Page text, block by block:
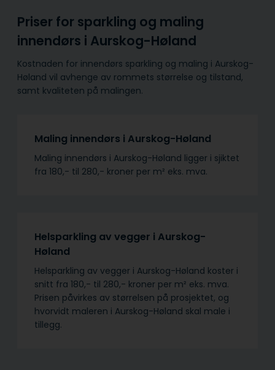
Priser for sparkling og maling
innendørs i Aurskog-Høland
Kostnaden for innendørs sparkling og maling i Aurskog-
Høland vil avhenge av rommets størrelse og tilstand,
samt kvaliteten på malingen.
Maling innendørs i Aurskog-Høland
Maling innendørs i Aurskog-Høland ligger i sjiktet
fra 180,- til 280,- kroner per m² eks. mva.
Helsparkling av vegger i Aurskog-
Høland
Helsparkling av vegger i Aurskog-Høland koster i
snitt fra 180,- til 280,- kroner per m² eks. mva.
Prisen påvirkes av størrelsen på prosjektet, og
hvorvidt maleren i Aurskog-Høland skal male i
tillegg.